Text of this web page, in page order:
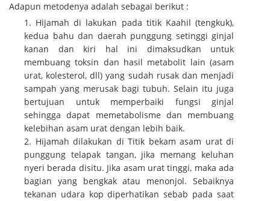
Adapun metodenya adalah sebagai berikut :
Hijamah di lakukan pada titik Kaahil (tengkuk),
kedua bahu dan daerah punggung setinggi ginjal
kanan dan kiri hal ini dimaksudkan untuk
membuang toksin dan hasil metabolit lain (asam
urat, kolesterol, dll) yang sudah rusak dan menjadi
sampah yang merusak bagi tubuh. Selain itu juga
bertujuan untuk memperbaiki fungsi ginjal
sehingga dapat memetabolisme dan membuang
kelebihan asam urat dengan lebih baik.
Hijamah dilakukan di Titik bekam asam urat di
punggung telapak tangan, jika memang keluhan
nyeri berada disitu. Jika asam urat tinggi, maka ada
bagian yang bengkak atau menonjol. Sebaiknya
tekanan udara kop diperhatikan sebab pada saat